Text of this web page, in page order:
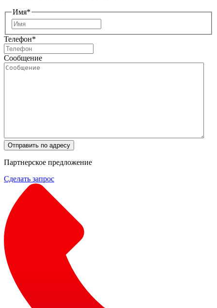
Имя*
Телефон*
Сообщение
Отправить по адресу
Партнерское предложение
Сделать запрос